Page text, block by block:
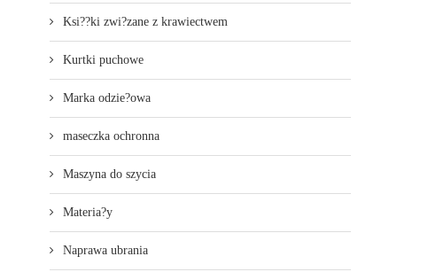
Ksi??ki zwi?zane z krawiectwem
Kurtki puchowe
Marka odzie?owa
maseczka ochronna
Maszyna do szycia
Materia?y
Naprawa ubrania